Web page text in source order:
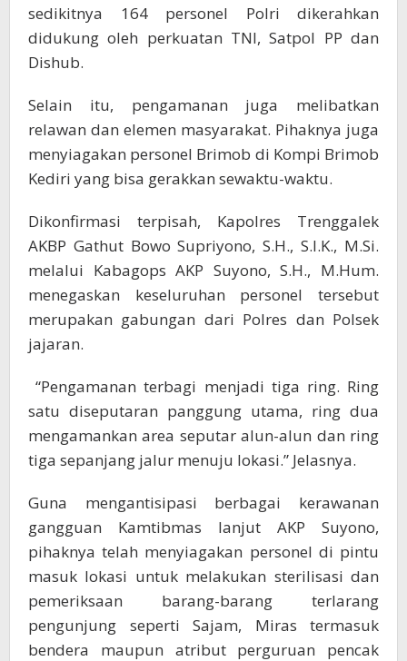
sedikitnya 164 personel Polri dikerahkan
didukung oleh perkuatan TNI, Satpol PP dan
Dishub.
Selain itu, pengamanan juga melibatkan
relawan dan elemen masyarakat. Pihaknya juga
menyiagakan personel Brimob di Kompi Brimob
Kediri yang bisa gerakkan sewaktu-waktu.
Dikonfirmasi terpisah, Kapolres Trenggalek
AKBP Gathut Bowo Supriyono, S.H., S.I.K., M.Si.
melalui Kabagops AKP Suyono, S.H., M.Hum.
menegaskan keseluruhan personel tersebut
merupakan gabungan dari Polres dan Polsek
jajaran.
“Pengamanan terbagi menjadi tiga ring. Ring
satu diseputaran panggung utama, ring dua
mengamankan area seputar alun-alun dan ring
tiga sepanjang jalur menuju lokasi.” Jelasnya.
Guna mengantisipasi berbagai kerawanan
gangguan Kamtibmas lanjut AKP Suyono,
pihaknya telah menyiagakan personel di pintu
masuk lokasi untuk melakukan sterilisasi dan
pemeriksaan barang-barang terlarang
pengunjung seperti Sajam, Miras termasuk
bendera maupun atribut perguruan pencak